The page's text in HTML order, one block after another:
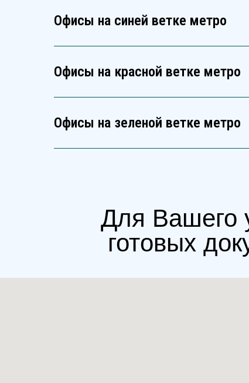
Офисы на синей ветке метро
Офисы на красной ветке метро
Офисы на зеленой ветке метро
Для Вашего
готовых